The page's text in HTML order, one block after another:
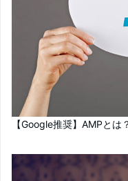
【Google推奨】AMPと